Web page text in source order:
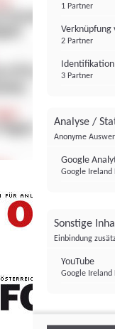
FONDS
1 Partner
Verknüpfung
2 Partner
3 Partner
Analyse /
Anonyme
Google
Google Ireland
Sonstige
Einbindung
YouTube
Google Ireland